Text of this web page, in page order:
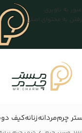
عبور به ناوبری
رفتن به محتوای اصلی
چرممردانهزنانهکیف